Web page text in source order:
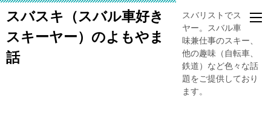
スバスキ（スバル車好き
スキーヤー）のよもやま
話
スバリストでスキー
ヤー。スバル車、趣
味兼仕事のスキー、
他の趣味（自転車、
鉄道）など色々な話
題をご提供しており
ます。